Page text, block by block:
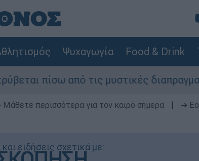
Ψυχαγωγία Food & Drink
τις μυστικές διαπραγματεύσεις και
περισσότερα για τον καιρό σήμερα
➔
ειδήσεις σχετικά με: